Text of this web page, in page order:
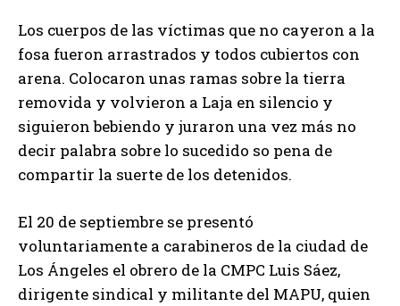
Los cuerpos de las víctimas que no cayeron a la
fosa fueron arrastrados y todos cubiertos con
arena. Colocaron unas ramas sobre la tierra
removida y volvieron a Laja en silencio y
siguieron bebiendo y juraron una vez más no
decir palabra sobre lo sucedido so pena de
compartir la suerte de los detenidos.
El 20 de septiembre se presentó
voluntariamente a carabineros de la ciudad de
Los Ángeles el obrero de la CMPC Luis Sáez,
dirigente sindical y militante del MAPU, quien